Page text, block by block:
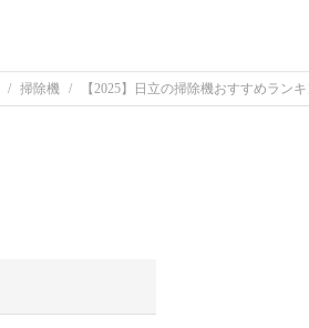
掃除機 【2025】日立の掃除機おすすめラン